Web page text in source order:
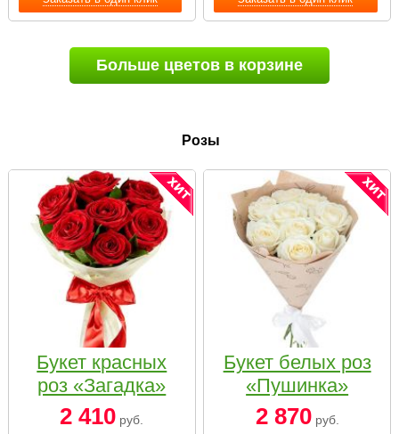
Больше цветов в корзине
Розы
Букет красных
роз «Загадка»
2 410 руб.
Букет белых роз
«Пушинка»
2 870руб.